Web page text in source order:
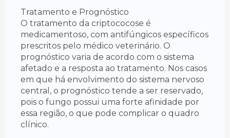
Tratamento e Prognóstico
O tratamento da criptococose é
medicamentoso, com antifúngicos específicos
prescritos pelo médico veterinário. O
prognóstico varia de acordo com o sistema
afetado e a resposta ao tratamento. Nos casos
em que há envolvimento do sistema nervoso
central, o prognóstico tende a ser reservado,
pois o fungo possui uma forte afinidade por
essa região, o que pode complicar o quadro
clínico.